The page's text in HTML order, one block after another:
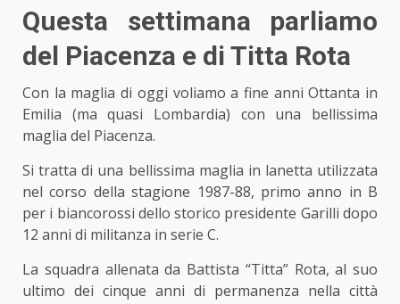
Questa settimana parliamo
del Piacenza e di Titta Rota
Con la maglia di oggi voliamo a fine anni Ottanta in
Emilia (ma quasi Lombardia) con una bellissima
maglia del Piacenza.
Si tratta di una bellissima maglia in lanetta utilizzata
nel corso della stagione 1987-88, primo anno in B
per i biancorossi dello storico presidente Garilli dopo
12 anni di militanza in serie C.
La squadra allenata da Battista “Titta” Rota, al suo
ultimo dei cinque anni di permanenza nella città